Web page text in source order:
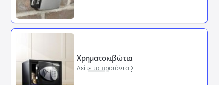
Χρηματοκιβώτια
Δείτε τα προιόντα